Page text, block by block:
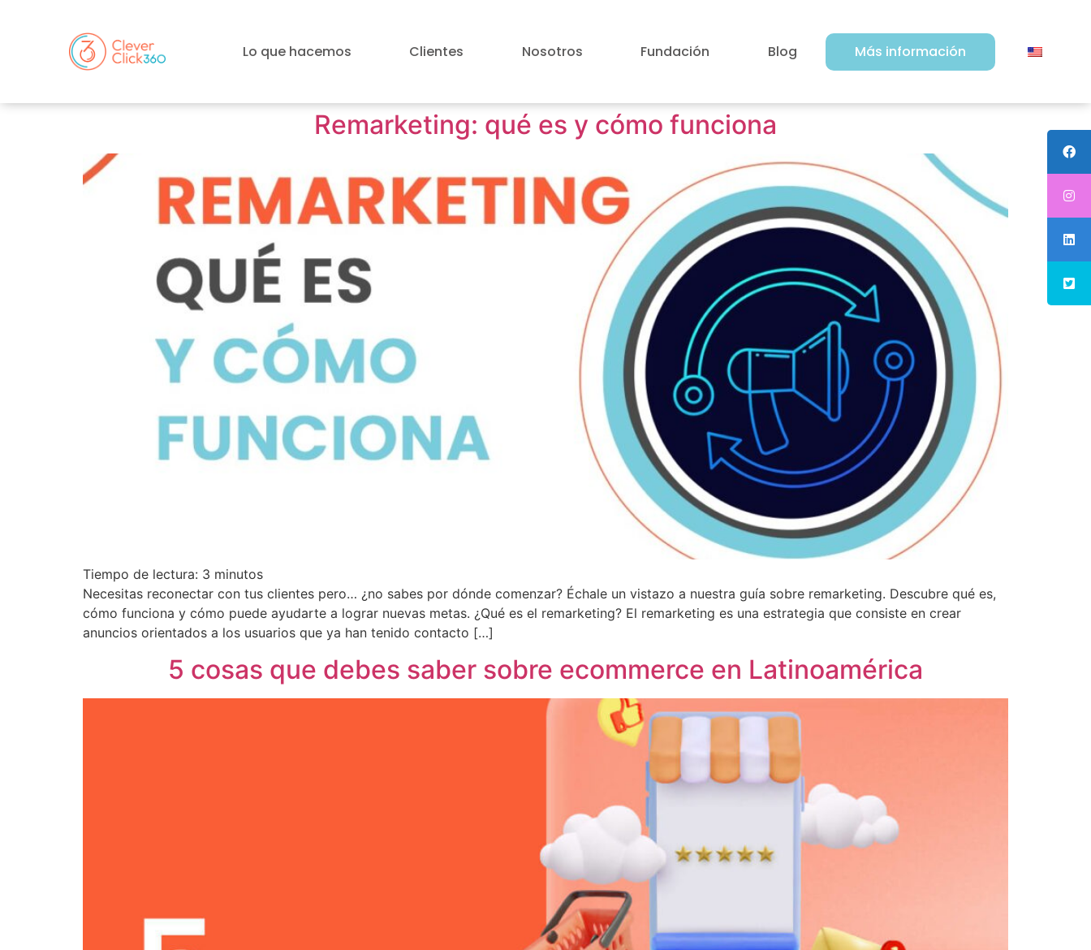
Lo que hacemos Clientes Nosotros Fundación Blog Más información
Remarketing: qué es y cómo funciona
Tiempo de lectura: 3 minutos
Necesitas reconectar con tus clientes pero… ¿no sabes por dónde comenzar? Échale un vistazo a nuestra guía sobre remarketing. Descubre qué es,
cómo funciona y cómo puede ayudarte a lograr nuevas metas. ¿Qué es el remarketing? El remarketing es una estrategia que consiste en crear
anuncios orientados a los usuarios que ya han tenido contacto […]
5 cosas que debes saber sobre ecommerce en Latinoamérica